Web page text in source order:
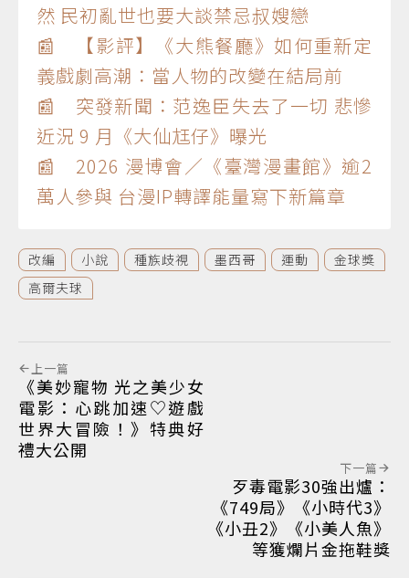
然 民初亂世也要大談禁忌叔嫂戀
📰 【影評】《大熊餐廳》如何重新定
義戲劇高潮：當人物的改變在結局前
📰 突發新聞：范逸臣失去了一切 悲慘
近況 9 月《大仙尪仔》曝光
📰 2026 漫博會／《臺灣漫畫館》逾2
萬人參與 台漫IP轉譯能量寫下新篇章
改編 小說 種族歧視 墨西哥 運動
金球獎
高爾夫球
上一篇
《美妙寵物 光之美少女
電影：心跳加速♡遊戲
世界大冒險！》特典好
禮大公開
下一篇
歹毒電影30強出爐：
《749局》《小時代3》
《小丑2》《小美人魚》
等獲爛片金拖鞋獎